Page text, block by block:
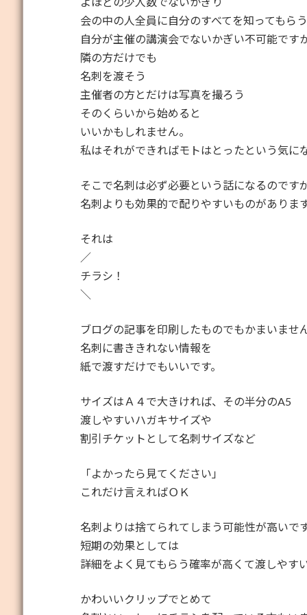
会の中の人全員に自分のすべてを知ってもら
自分が主催の講演会でないかぎい不可能です
隣の方だけでも
名刺を渡そう
主催者の方とだけは写真を撮ろう
そのくらいから始めると
いいかもしれません。
私はそれができればモトはとったという気にな
そこで名刺は必ず必要という話になるのです
名刺よりも効果的で配りやすいものがありま
それは
／
チラシ！
＼
ブログの記事を印刷したものでもかまいません
名刺に書ききれない情報を
紙で渡すだけでもいいです。
サイズはＡ４で大きければ、その半分のA5
渡しやすいハガキサイズや
割引チケットとして名刺サイズなど
「よかったら見てください」
これだけ言えればＯＫ
名刺よりは捨てられてしまう可能性が高いで
短期の効果としては
詳細をよく見てもらう確率が高くて渡しやす
かわいいクリップでとめて